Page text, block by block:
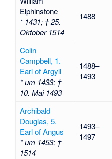
Elphinstone
* 1431; † 25.
Oktober 1514
1488
Colin
Campbell, 1.
Earl of Argyll
* um 1433; †
10. Mai 1493
1488–
1493
Archibald
Douglas, 5.
Earl of Angus
* um 1453; †
1514
1493–
1497